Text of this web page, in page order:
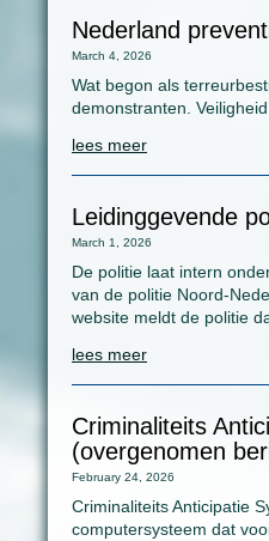
Nederland
March 4, 2026
Wat begon als
demonstranten.
lees meer
Leidinggevende
March 1, 2026
De politie laat intern
van de politie Noord-
website meldt de politie
lees meer
Criminaliteits
(overgenomen
February 24, 2026
Criminaliteits Anticipatie
computersysteem dat